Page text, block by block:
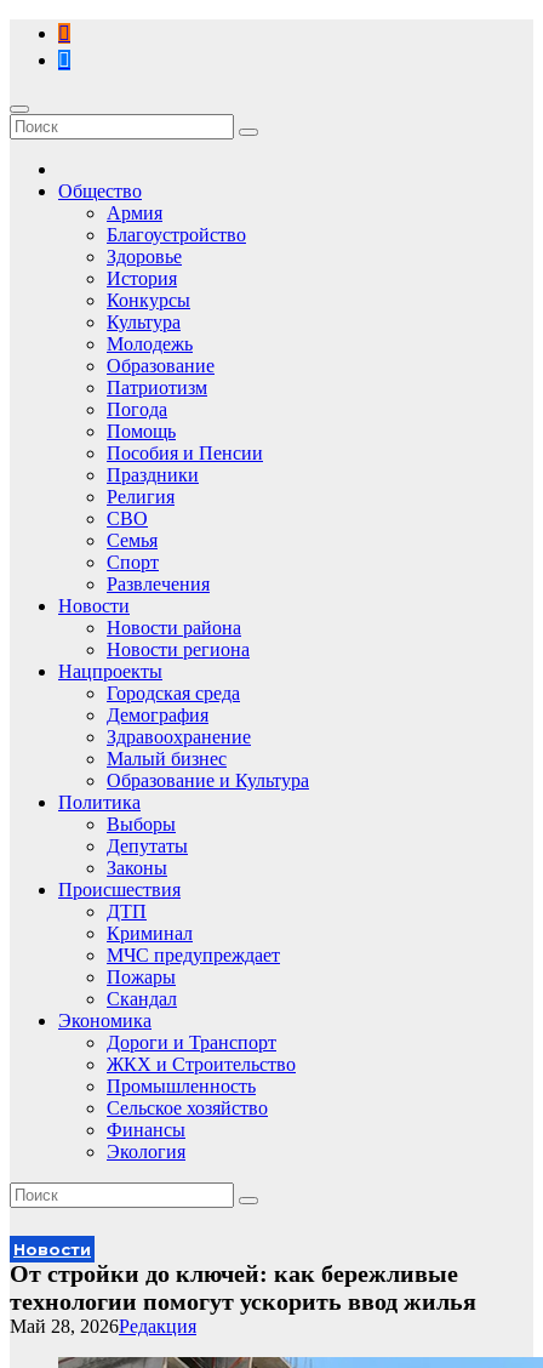
Перейти
содержимому
Общество
Армия
Благоустройство
Здоровье
История
Конкурсы
Культура
Молодежь
Образование
Патриотизм
Погода
Помощь
Пособия и Пенсии
Праздники
Религия
СВО
Семья
Спорт
Развлечения
Новости
Новости района
Новости региона
Нацпроекты
Городская среда
Демография
Здравоохранение
Малый бизнес
Образование и Культура
Политика
Выборы
Депутаты
Законы
Происшествия
ДТП
Криминал
МЧС предупреждает
Пожары
Скандал
Экономика
Дороги и Транспорт
ЖКХ и Строительство
Промышленность
Сельское хозяйство
Финансы
Экология
Новости
От стройки до ключей: как бережливые
технологии помогут ускорить ввод жилья
Редакция
Май 28, 2026